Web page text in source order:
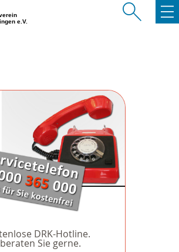
e.V.
DRK-Hotline.
Sie gerne.